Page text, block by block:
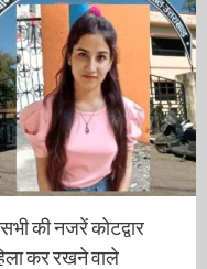
की नजरें कोटद्वार
कर रखने वाले